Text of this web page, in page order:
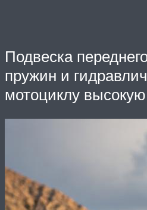
Подвеска
пружин и
мотоциклу